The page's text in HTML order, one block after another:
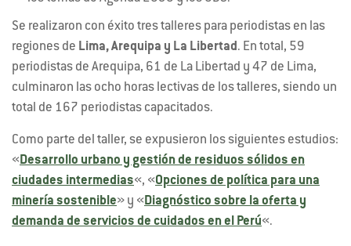
Se realizaron con éxito tres talleres para periodistas en las
regiones de Lima, Arequipa y La Libertad . En total, 59
periodistas de Arequipa, 61 de La Libertad y 47 de Lima,
culminaron las ocho horas lectivas de los talleres, siendo un
total de 167 periodistas capacitados.
Como parte del taller, se expusieron los siguientes estudios:
«Desarrollo urbano y gestión de residuos sólidos en
ciudades intermedias«, «Opciones de política para una
minería sostenible» y «Diagnóstico sobre la oferta y
demanda de servicios de cuidados en el Perú«.